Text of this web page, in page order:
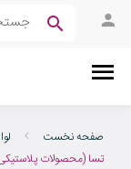
صفحه نخست
تسا (محصولات